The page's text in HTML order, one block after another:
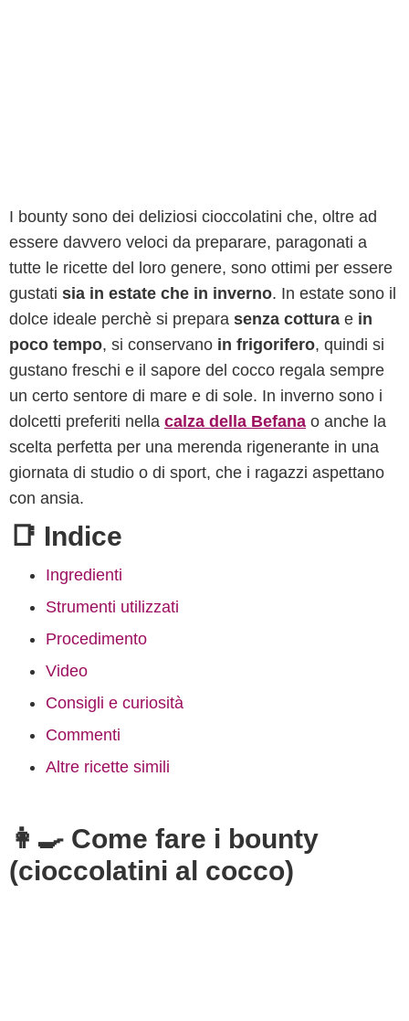
I bounty sono dei deliziosi cioccolatini che, oltre ad
essere davvero veloci da preparare, paragonati a
tutte le ricette del loro genere, sono ottimi per essere
gustati sia in estate che in inverno. In estate sono il
dolce ideale perchè si prepara senza cottura e in
poco tempo, si conservano in frigorifero, quindi si
gustano freschi e il sapore del cocco regala sempre
un certo sentore di mare e di sole. In inverno sono i
dolcetti preferiti nella calza della Befana o anche la
scelta perfetta per una merenda rigenerante in una
giornata di studio o di sport, che i ragazzi aspettano
con ansia.
📑 Indice
Ingredienti
Strumenti utilizzati
Procedimento
Video
Consigli e curiosità
Commenti
Altre ricette simili
👩‍🍳 Come fare i bounty
(cioccolatini al cocco)